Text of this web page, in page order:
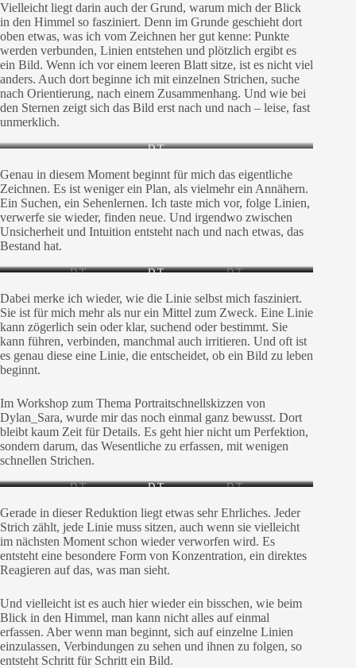
Vielleicht liegt darin auch der Grund, warum mich der Blick
in den Himmel so fasziniert. Denn im Grunde geschieht dort
oben etwas, was ich vom Zeichnen her gut kenne: Punkte
werden verbunden, Linien entstehen und plötzlich ergibt es
ein Bild. Wenn ich vor einem leeren Blatt sitze, ist es nicht viel
anders. Auch dort beginne ich mit einzelnen Strichen, suche
nach Orientierung, nach einem Zusammenhang. Und wie bei
den Sternen zeigt sich das Bild erst nach und nach – leise, fast
unmerklich.
D.T.
Genau in diesem Moment beginnt für mich das eigentliche
Zeichnen. Es ist weniger ein Plan, als vielmehr ein Annähern.
Ein Suchen, ein Sehenlernen. Ich taste mich vor, folge Linien,
verwerfe sie wieder, finden neue. Und irgendwo zwischen
Unsicherheit und Intuition entsteht nach und nach etwas, das
Bestand hat.
D.T. D.T.
D.T.
Dabei merke ich wieder, wie die Linie selbst mich fasziniert.
Sie ist für mich mehr als nur ein Mittel zum Zweck. Eine Linie
kann zögerlich sein oder klar, suchend oder bestimmt. Sie
kann führen, verbinden, manchmal auch irritieren. Und oft ist
es genau diese eine Linie, die entscheidet, ob ein Bild zu leben
beginnt.
Im Workshop zum Thema Portraitschnellskizzen von
Dylan_Sara, wurde mir das noch einmal ganz bewusst. Dort
bleibt kaum Zeit für Details. Es geht hier nicht um Perfektion,
sondern darum, das Wesentliche zu erfassen, mit wenigen
schnellen Strichen.
D.T. D.T.
D.T.
Gerade in dieser Reduktion liegt etwas sehr Ehrliches. Jeder
Strich zählt, jede Linie muss sitzen, auch wenn sie vielleicht
im nächsten Moment schon wieder verworfen wird. Es
entsteht eine besondere Form von Konzentration, ein direktes
Reagieren auf das, was man sieht.
Und vielleicht ist es auch hier wieder ein bisschen, wie beim
Blick in den Himmel, man kann nicht alles auf einmal
erfassen. Aber wenn man beginnt, sich auf einzelne Linien
einzulassen, Verbindungen zu sehen und ihnen zu folgen, so
entsteht Schritt für Schritt ein Bild.